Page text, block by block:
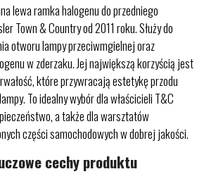
lewa ramka halogenu do przedniego
Town & Country od 2011 roku. Służy do
otworu lampy przeciwmgielnej oraz
w zderzaku. Jej największą korzyścią jest
które przywracają estetykę przodu
To idealny wybór dla właścicieli T&C
a także dla warsztatów
części samochodowych w dobrej jakości.
cechy produktu